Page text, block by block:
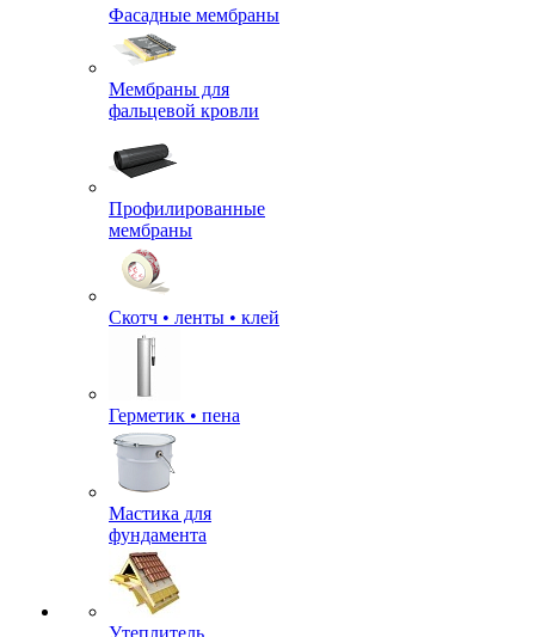
Фасадные мембраны
Мембраны для
фальцевой кровли
Профилированные
мембраны
Скотч • ленты • клей
Герметик • пена
Мастика для
фундамента
Утеплитель